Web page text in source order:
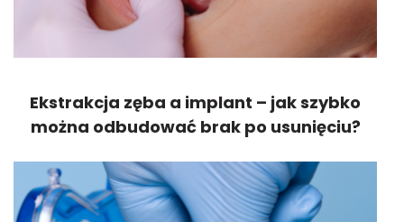
Ekstrakcja zęba a implant – jak szybko
można odbudować brak po usunięciu?